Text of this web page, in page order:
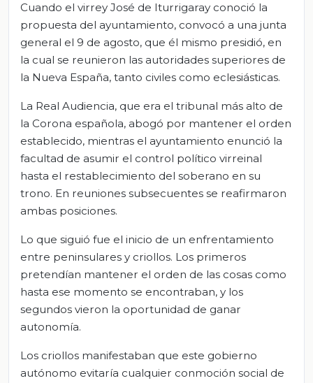
Cuando el virrey José de Iturrigaray conoció la
propuesta del ayuntamiento, convocó a una junta
general el 9 de agosto, que él mismo presidió, en
la cual se reunieron las autoridades superiores de
la Nueva España, tanto civiles como eclesiásticas.
La Real Audiencia, que era el tribunal más alto de
la Corona española, abogó por mantener el orden
establecido, mientras el ayuntamiento enunció la
facultad de asumir el control político virreinal
hasta el restablecimiento del soberano en su
trono. En reuniones subsecuentes se reafirmaron
ambas posiciones.
Lo que siguió fue el inicio de un enfrentamiento
entre peninsulares y criollos. Los primeros
pretendían mantener el orden de las cosas como
hasta ese momento se encontraban, y los
segundos vieron la oportunidad de ganar
autonomía.
Los criollos manifestaban que este gobierno
autónomo evitaría cualquier conmoción social de